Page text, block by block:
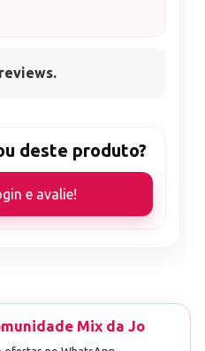
deste produto?
e avalie!